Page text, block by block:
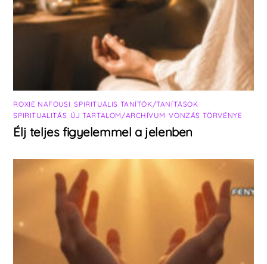
ROXIE NAFOUSI ,SPIRITUÁLIS TANÍTÓK/TANÍTÁSOK
SPIRITUALITÁS ÚJ TARTALOM/ARCHÍVUM ,VONZÁS TÖRVÉNYE
Élj teljes figyelemmel a jelenben